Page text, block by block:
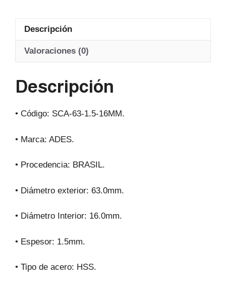
at
s
A
p
c
e
b
o
gr
a
Descripción
Valoraciones (0)
Descripción
• Código: SCA-63-1.5-16MM.
• Marca: ADES.
• Procedencia: BRASIL.
• Diámetro exterior: 63.0mm.
• Diámetro Interior: 16.0mm.
• Espesor: 1.5mm.
• Tipo de acero: HSS.